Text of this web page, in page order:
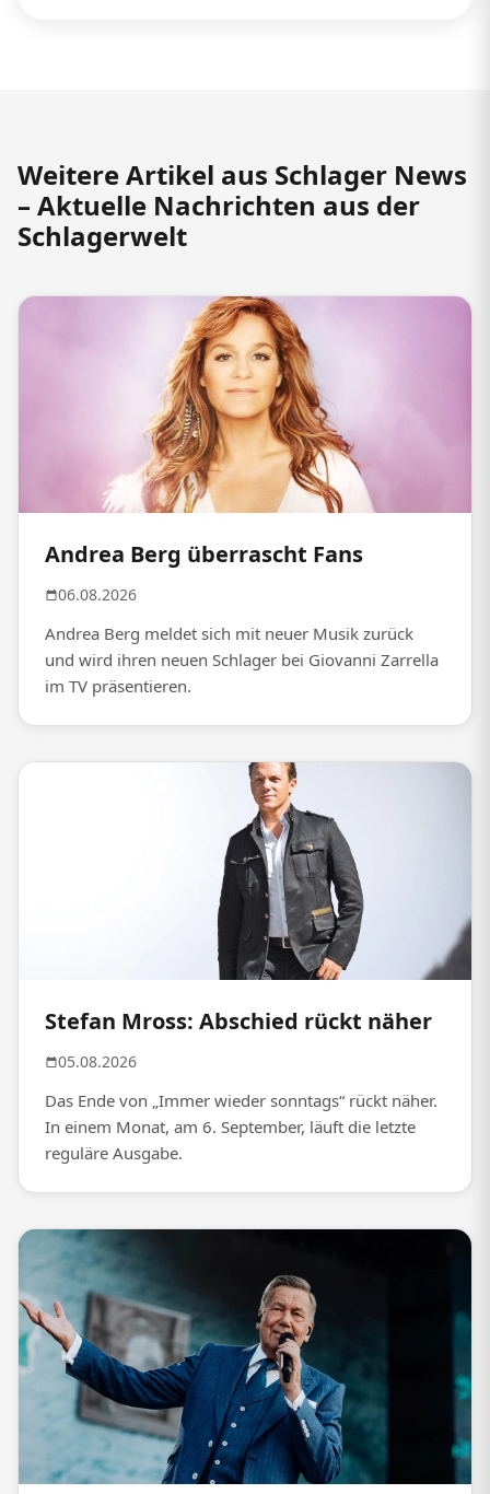
Weitere Artikel aus Schlager News
– Aktuelle Nachrichten aus der
Schlagerwelt
Andrea Berg überrascht Fans
06.08.2026
Andrea Berg meldet sich mit neuer Musik zurück
und wird ihren neuen Schlager bei Giovanni Zarrella
im TV präsentieren.
Stefan Mross: Abschied rückt näher
05.08.2026
Das Ende von „Immer wieder sonntags“ rückt näher.
In einem Monat, am 6. September, läuft die letzte
reguläre Ausgabe.